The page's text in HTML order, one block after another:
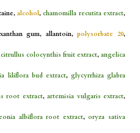
alcohol,chamomilla recutita extract,
gum, allantoin,polysorbate 20,
citrullus colocynthis fruit extract, angelica
liliflora bud extract, glycyrrhiza glabra
root extract, artemisia vulgaris extract,
albiflora root extract,oryza sativa